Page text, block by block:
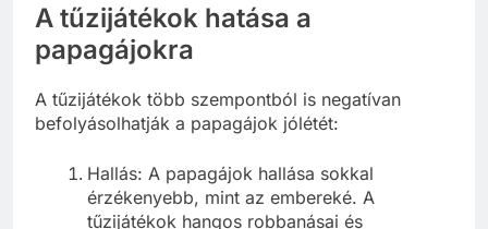
A tűzijátékok hatása a
papagájokra
A tűzijátékok több szempontból is negatívan
befolyásolhatják a papagájok jólétét:
Hallás: A papagájok hallása sokkal
érzékenyebb, mint az embereké. A
tűzijátékok hangos robbanásai és